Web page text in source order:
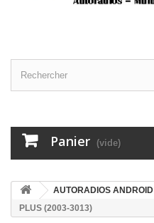
Panier (vide)
AUTORADIOS ANDROID
PLUS (2003-3013)